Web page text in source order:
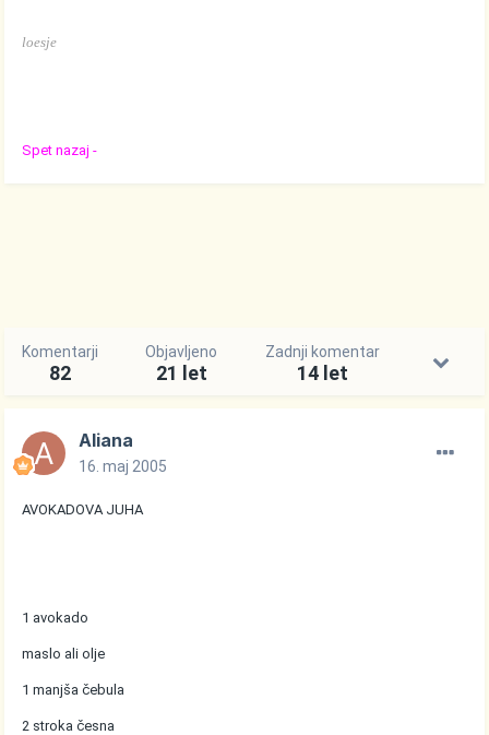
loesje
Spet nazaj -
Komentarji
82
Objavljeno
21 let
Zadnji komentar
14 let
Aliana
16. maj 2005
AVOKADOVA JUHA
1 avokado
maslo ali olje
1 manjša čebula
2 stroka česna